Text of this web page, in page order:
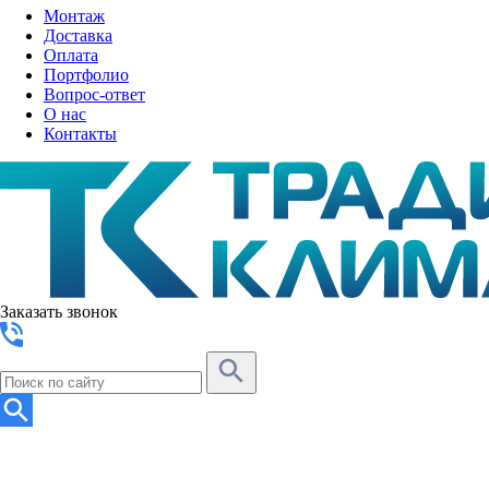
Монтаж
Доставка
Оплата
Портфолио
Вопрос-ответ
О нас
Контакты
Заказать звонок